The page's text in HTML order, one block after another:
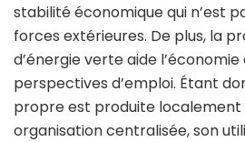
stabilité économique qui n’est
forces extérieures. De plus, la
d’énergie verte aide
perspectives d’emploi. Étant
propre est produite localement
organisation centralisée, son